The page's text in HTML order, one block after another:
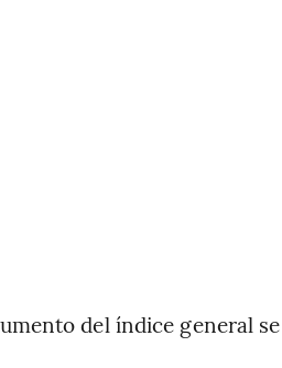
del índice general se